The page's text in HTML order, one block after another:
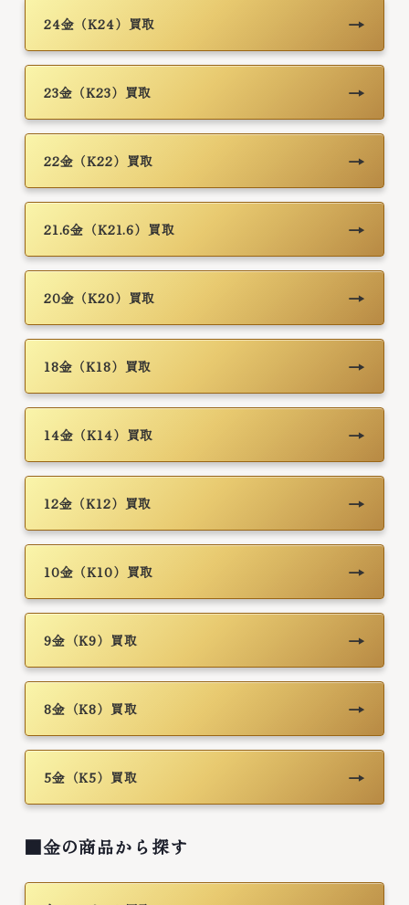
24金（K24）買取 →
23金（K23）買取 →
22金（K22）買取 →
21.6金（K21.6）買取 →
20金（K20）買取 →
18金（K18）買取 →
14金（K14）買取 →
12金（K12）買取 →
10金（K10）買取 →
9金（K9）買取 →
8金（K8）買取 →
5金（K5）買取 →
■金の商品から探す